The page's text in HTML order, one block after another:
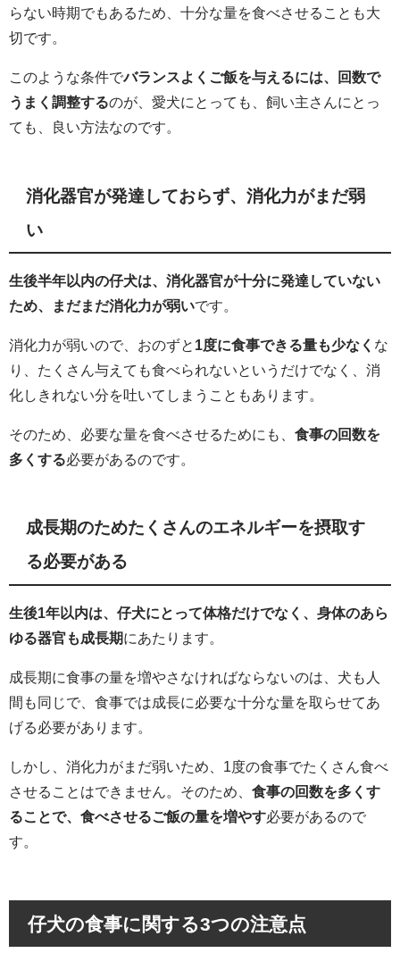
らない時期でもあるため、十分な量を食べさせることも大
切です。
このような条件でバランスよくご飯を与えるには、回数で
うまく調整するのが、愛犬にとっても、飼い主さんにとっ
ても、良い方法なのです。
消化器官が発達しておらず、消化力がまだ弱
い
生後半年以内の仔犬は、消化器官が十分に発達していない
ため、まだまだ消化力が弱いです。
消化力が弱いので、おのずと 1度に食事できる量も少なく な
り、たくさん与えても食べられないというだけでなく、消
化しきれない分を吐いてしまうこともあります。
そのため、必要な量を食べさせるためにも、 食事の回数を
多くする必要があるのです。
成長期のためたくさんのエネルギーを摂取す
る必要がある
生後1年以内は、仔犬にとって体格だけでなく、身体のあら
ゆる器官も成長期にあたります。
成長期に食事の量を増やさなければならないのは、犬も人
間も同じで、食事では成長に必要な十分な量を取らせてあ
げる必要があります。
しかし、消化力がまだ弱いため、1度の食事でたくさん食べ
させることはできません。そのため、 食事の回数を多くす
ることで、食べさせるご飯の量を増やす必要があるので
す。
仔犬の食事に関する3つの注意点